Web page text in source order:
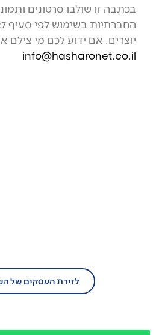
בכתבה זו שולבו סרטונים
יוצרים. אם ידוע לכם מי צילם
info@hasharonet.co.il
לזירת העסקים של